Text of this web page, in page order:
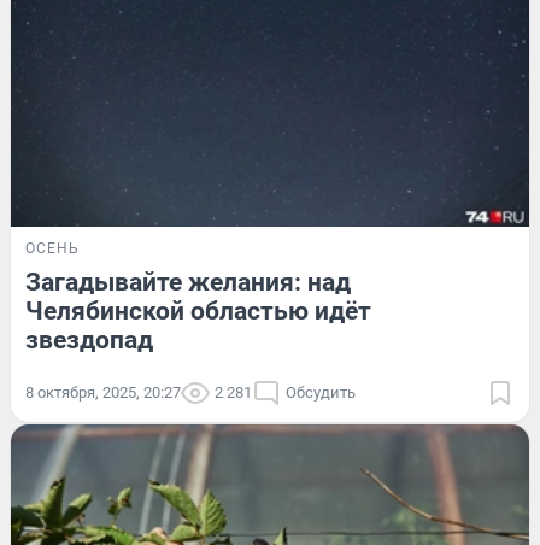
ОСЕНЬ
Загадывайте желания: над
Челябинской областью идёт
звездопад
8 октября, 2025, 20:27 2 281 Обсудить